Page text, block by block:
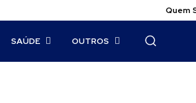
Quem
SAÚDE OUTROS